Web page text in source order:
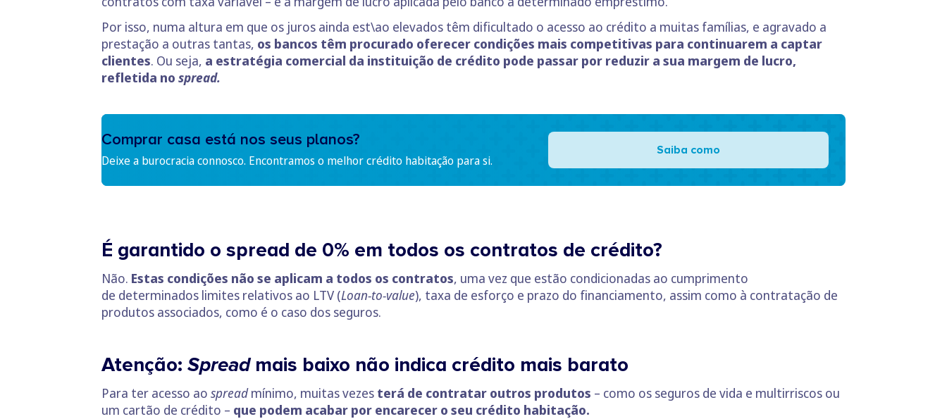
Por isso, numa altura em que os juros ainda est\ao elevados têm dificultado o acesso ao crédito a muitas famílias, e agravado a
prestação a outras tantas, os bancos têm procurado oferecer condições mais competitivas para continuarem a captar
clientes. Ou seja, a estratégia comercial da instituição de crédito pode passar por reduzir a sua margem de lucro,
refletida no spread.
Comprar casa está nos seus planos?
Deixe a burocracia connosco. Encontramos o melhor crédito habitação para si.
Saiba como
É garantido o spread de 0% em todos os contratos de crédito?
Não. Estas condições não se aplicam a todos os contratos, uma vez que estão condicionadas ao cumprimento
de determinados limites relativos ao LTV (Loan-to-value), taxa de esforço e prazo do financiamento, assim como à contratação de
produtos associados, como é o caso dos seguros.
Atenção: Spreadmais baixo não indica crédito mais barato
Para ter acesso ao spreadmínimo, muitas vezes terá de contratar outros produtos – como os seguros de vida e multirriscos ou
um cartão de crédito – que podem acabar por encarecer o seu crédito habitação.